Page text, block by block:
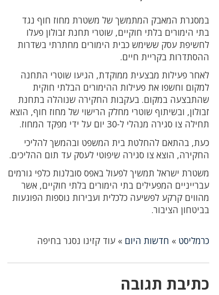
במסגרת המאבק המתמשך של משטרת מחוז חוף נגד
בתי הימורים בלתי חוקיים, שוטרי תחנת זבולון פעלו
לחשיפת עסק ששימש כבית הימורים מחתרתי בשדרות
ההסתדרות בקריית חיים.
לאחר פעילות מבצעית ממוקדת, הגיעו שוטרי התחנה
למקום וחשפו את פעילות ההימורים הבלתי חוקית
שהתבצעה במקום. בעקבות החקירה שנוהלה בתחנת
זבולון, ובשיתוף שוטרי מחלק הרישוי של מחוז חוף, הוצא
תחילה צו סגירה מנהלי ל-30 יום על ידי מפקד המחוז.
כעת, בהתאם להחלטת בית המשפט ובהמשך להליכי
החקירה, הוצא צו סגירה שיפוטי לעסק עד תום ההליכים.
משטרת ישראל תמשיך לפעול באפס סובלנות כלפי גורמים
עברייניים המפעילים בתי הימורים בלתי חוקיים, אשר
מהווים קרקע לפשיעה כלכלית ועבירות נוספות הפוגעות
בביטחון הציבור.
כרמליסט » חדשות היום » עוד קזינו נסגר בחיפה
כתיבת תגובה